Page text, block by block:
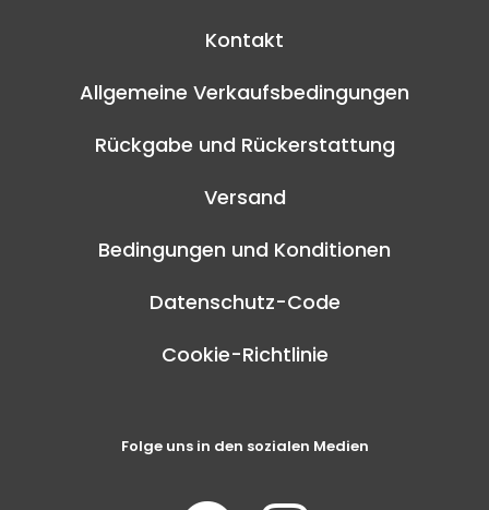
Kontakt
Allgemeine Verkaufsbedingungen
Rückgabe und Rückerstattung
Versand
Bedingungen und Konditionen
Datenschutz-Code
Cookie-Richtlinie
Folge uns in den sozialen Medien